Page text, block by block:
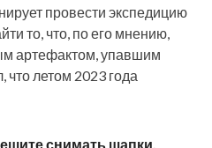
провести экспедицию
то, что, по его мнению,
артефактом, упавшим
летом 2023 года
снимать шапки.